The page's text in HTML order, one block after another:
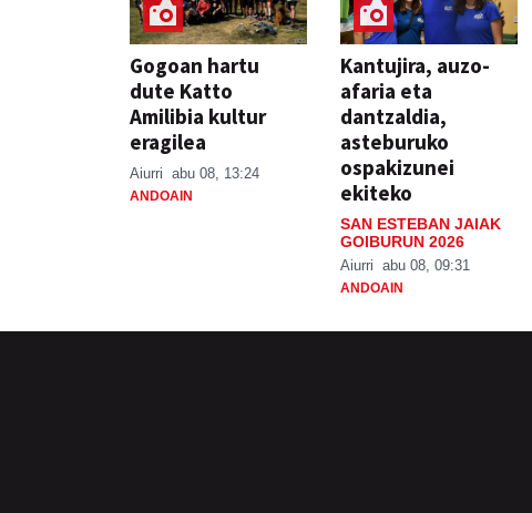
Gogoan hartu
dute Katto
Amilibia kultur
eragilea
Aiurri abu 08, 13:24
ANDOAIN
Kantujira, auzo-
afaria eta
dantzaldia,
asteburuko
ospakizunei
ekiteko
SAN ESTEBAN JAIAK
GOIBURUN 2026
Aiurri abu 08, 09:31
ANDOAIN